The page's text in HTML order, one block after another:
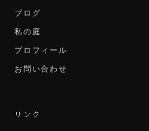
ブログ
私の庭
プロフィール
お問い合わせ
リンク